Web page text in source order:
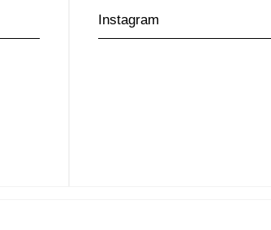
Instagram